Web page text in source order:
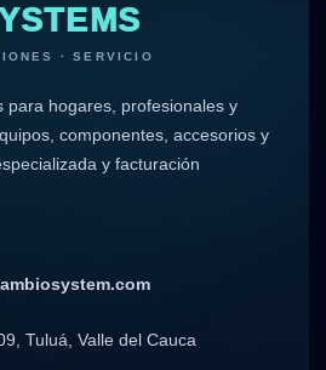
· SERVICIO
para hogares, profesionales y
componentes, accesorios y
y facturación
Tuluá, Valle del Cauca